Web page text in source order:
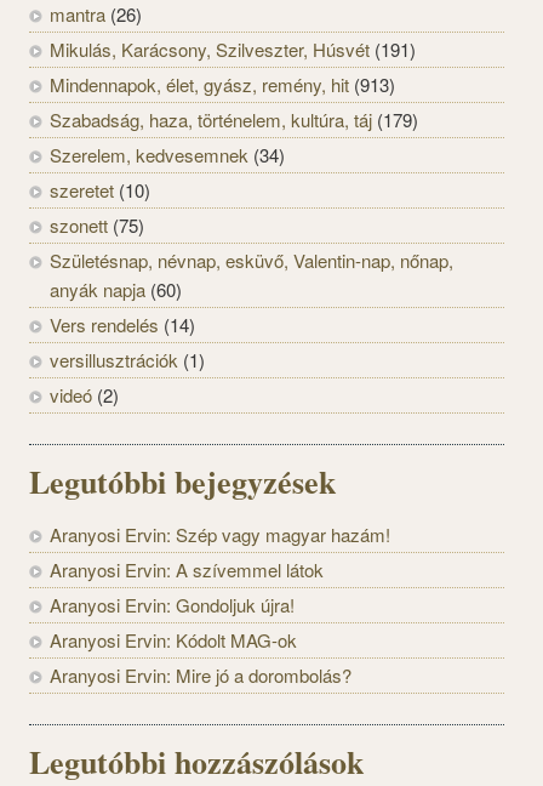
mantra (26)
Mikulás, Karácsony, Szilveszter, Húsvét (191)
Mindennapok, élet, gyász, remény, hit (913)
Szabadság, haza, történelem, kultúra, táj (179)
Szerelem, kedvesemnek (34)
szeretet (10)
szonett (75)
Születésnap, névnap, esküvő, Valentin-nap, nőnap,
anyák napja (60)
Vers rendelés (14)
versillusztrációk (1)
videó (2)
Legutóbbi bejegyzések
Aranyosi Ervin: Szép vagy magyar hazám!
Aranyosi Ervin: A szívemmel látok
Aranyosi Ervin: Gondoljuk újra!
Aranyosi Ervin: Kódolt MAG-ok
Aranyosi Ervin: Mire jó a dorombolás?
Legutóbbi hozzászólások